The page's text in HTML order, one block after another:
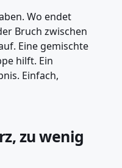
Wo endet
Bruch zwischen
Eine gemischte
hilft. Ein
Einfach,
zu wenig